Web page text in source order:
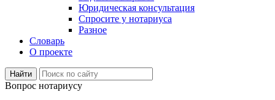
Юридическая консультация
Спросите у нотариуса
Разное
Словарь
О проекте
Вопрос нотариусу